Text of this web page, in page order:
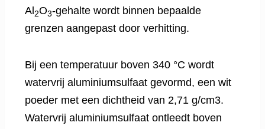
Al 2O3-gehalte wordt binnen bepaalde
grenzen aangepast door verhitting.
Bij een temperatuur boven 340 °C wordt
watervrij aluminiumsulfaat gevormd, een wit
poeder met een dichtheid van 2,71 g/cm3.
Watervrij aluminiumsulfaat ontleedt boven